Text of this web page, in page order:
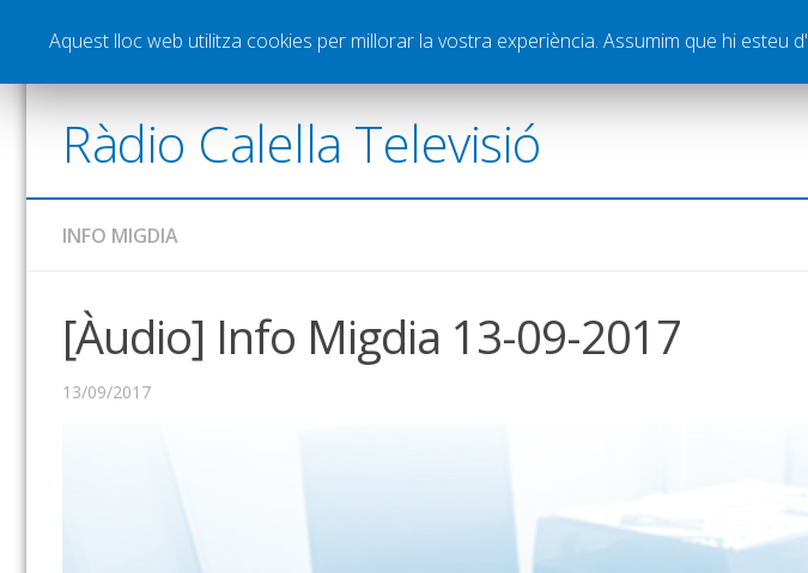
Notícies Esports Pòdcasts Vídeos Graella Publicitat Contacte
Ràdio Calella Televisió
INFO MIGDIA
[Àudio] Info Migdia 13-09-2017
13/09/2017
Aquest lloc web utilitza cookies per millorar la vostra experiència. Assumim que hi esteu